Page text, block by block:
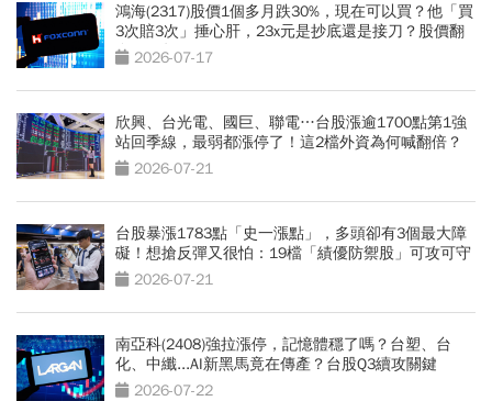
鴻海(2317)股價1個多月跌30%，現在可以買？他「買
3次賠3次」捶心肝，23x元是抄底還是接刀？股價翻
身2關鍵
2026-07-17
欣興、台光電、國巨、聯電…台股漲逾1700點第1強
站回季線，最弱都漲停了！這2檔外資為何喊翻倍？
2026-07-21
台股暴漲1783點「史一漲點」，多頭卻有3個最大障
礙！想搶反彈又很怕：19檔「績優防禦股」可攻可守
2026-07-21
南亞科(2408)強拉漲停，記憶體穩了嗎？台塑、台
化、中纖...AI新黑馬竟在傳產？台股Q3續攻關鍵
2026-07-22